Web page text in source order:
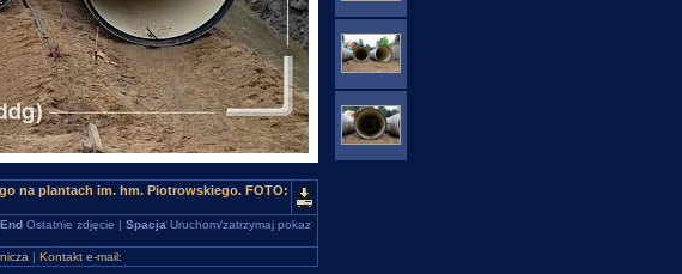
na plantach im. hm. Piotrowskiego. FOTO:
EndOstatnie zdjęcie | Spacja Uruchom/zatrzymaj pokaz
| Kontakt e-mail: